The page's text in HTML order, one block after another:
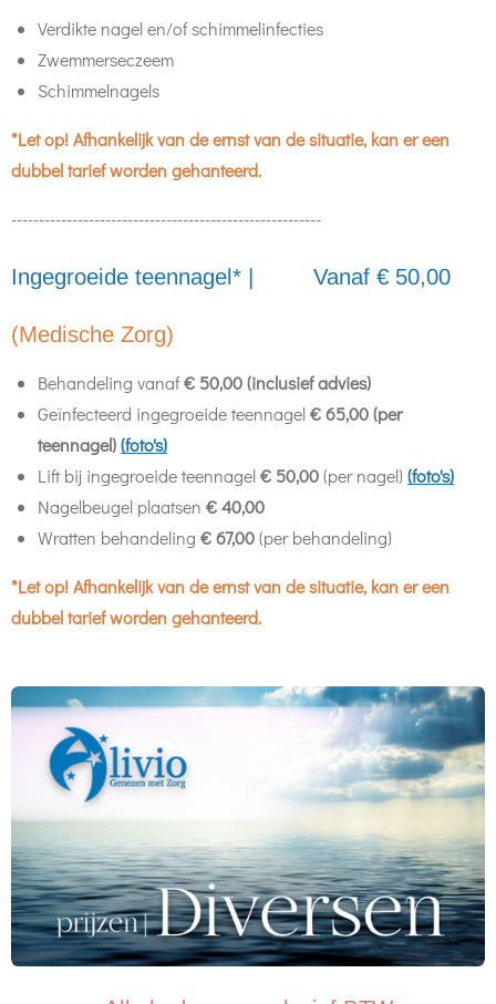
Verdikte nagel en/of schimmelinfecties
Zwemmerseczeem
Schimmelnagels
*Let op! Afhankelijk van de ernst van de situatie, kan er een
dubbel tarief worden gehanteerd.
--------------------------------------------------------
Ingegroeide teennagel* | Vanaf € 50,00
(Medische Zorg)
Behandeling vanaf€ 50,00 (inclusief advies)
Geïnfecteerd ingegroeide teennagel€ 65,00 (per
teennagel)(foto's)
Lift bij ingegroeide teennagel€ 50,00(per nagel) (foto's)
Nagelbeugel plaatsen € 40,00
Wratten behandeling € 67,00(per behandeling)
*Let op! Afhankelijk van de ernst van de situatie, kan er een
dubbel tarief worden gehanteerd.